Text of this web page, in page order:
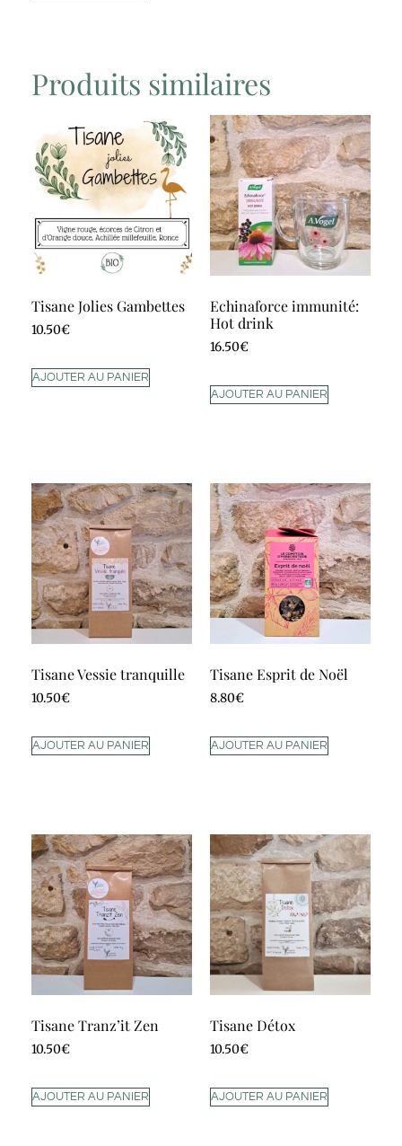
Produits similaires
Tisane Jolies Gambettes
10.50€
AJOUTER AU PANIER
Echinaforce immunité:
Hot drink
16.50€
AJOUTER AU PANIER
Tisane Vessie tranquille
10.50€
AJOUTER AU PANIER
Tisane Esprit de Noël
8.80€
AJOUTER AU PANIER
Tisane Tranz’it Zen
10.50€
AJOUTER AU PANIER
Tisane Détox
10.50€
AJOUTER AU PANIER